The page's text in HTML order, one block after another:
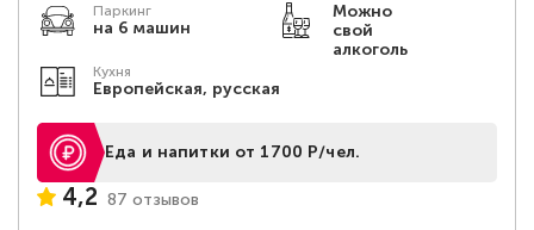
Паркинг
на 6 машин
Можно
свой
алкоголь
Кухня
Европейская, русская
Еда и напитки от 1700 Р/чел.
4,2 87 отзывов